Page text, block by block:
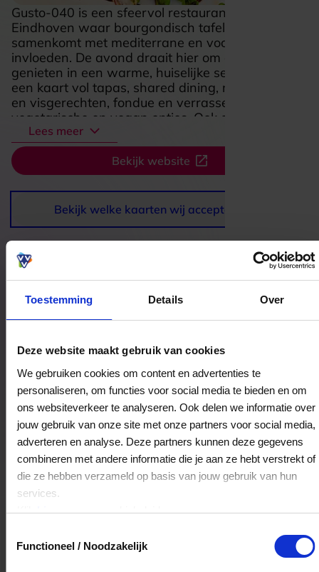
Toestemming Details Over
Deze website maakt gebruik van cookies
We gebruiken cookies om content en advertenties te
personaliseren, om functies voor social media te bieden en om
ons websiteverkeer te analyseren. Ook delen we informatie over
jouw gebruik van onze site met onze partners voor social media,
adverteren en analyse. Deze partners kunnen deze gegevens
combineren met andere informatie die je aan ze hebt verstrekt of
die ze hebben verzameld op basis van jouw gebruik van hun
services.
Klikhiervoor ons cookiebeleid.
Functioneel / Noodzakelijk
Gusto-040 is een sfeervol restaurant in
Eindhoven waar bourgondisch tafelen
samenkomt met mediterrane en vooral Spaanse
invloeden. De avond draait hier om ontspannen
genieten in een warme, huiselijke setting, met
een kaart vol tapas, shared dining, mooie vlees-
en visgerechten, fondue en verrassend veel
vegetarische en vegan opties. Ook de drankkaart
en desserts maken het makkelijk om lekker lang
te blijven zitten. Of je nu aanschuift voor een
uitgebreid diner of een gezellige avond met
vrienden, Gusto-040 voelt uitnodigend, smaakvol
en ongedwongen aan.
Lees meer
Bekijk website
Bekijk welke kaarten wij accepteren
Bestedingslocaties
Gusto-040
Gestelsestraat 230
5654AM Eindhoven
Veelgestelde Vragen
Ja, je mag het saldo van je VVV